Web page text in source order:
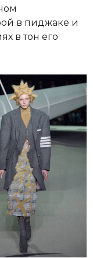
в пиджаке и
в тон его